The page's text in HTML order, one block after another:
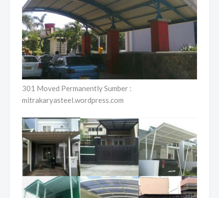
301 Moved Permanently Sumber :
mitrakaryasteel.wordpress.com